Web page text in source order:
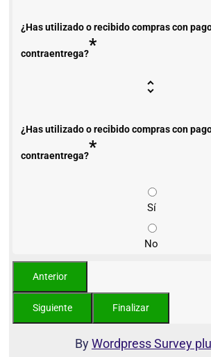
¿Has utilizado o recibido compras con
contraentrega?*
¿Has utilizado o recibido compras con
contraentrega?*
Sí
No
ByWordpress Survey